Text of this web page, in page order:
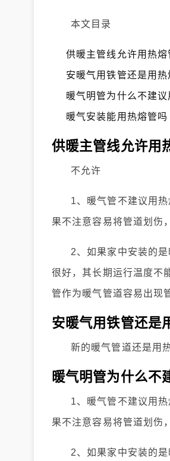
本文目录
供暖主管线允许用热熔
安暖气用铁管还是用热
暖气明管为什么不建议
暖气安装能用热熔管吗
供暖主管线允许用
不允许
1、暖气管不建议用
果不注意容易将管道划伤
2、如果家中安装的
很好，其长期运行温度不
管作为暖气管道容易出现
安暖气用铁管还是
新的暖气管道还是用
暖气明管为什么不
1、暖气管不建议用
果不注意容易将管道划伤
2、如果家中安装的